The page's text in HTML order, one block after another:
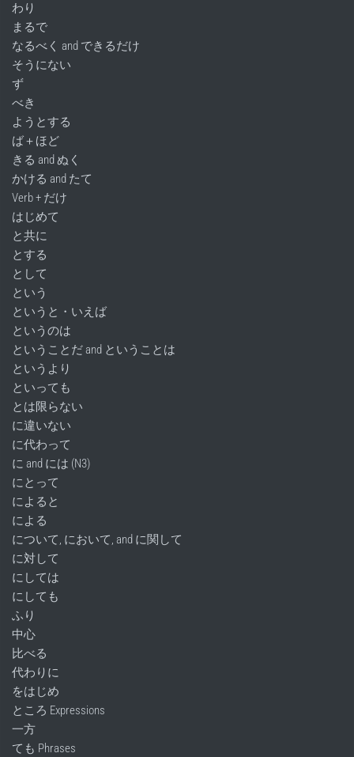
わり
まるで
なるべく and できるだけ
そうにない
ず
べき
ようとする
ば＋ほど
きる and ぬく
かける and たて
Verb + だけ
はじめて
と共に
とする
として
という
というと・いえば
というのは
ということだ and ということは
というより
といっても
とは限らない
に違いない
に代わって
に and には (N3)
にとって
によると
による
について, において, and に関して
に対して
にしては
にしても
ふり
中心
比べる
代わりに
をはじめ
ところ Expressions
一方
ても Phrases